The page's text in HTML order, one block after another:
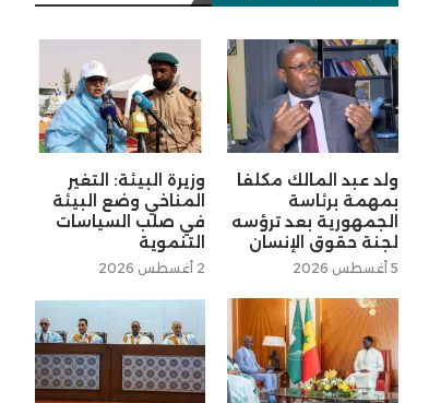
ولد عبد المالك مكلفا
بمهمة برئاسة
الجمهورية بعد ترؤسه
لجنة حقوق الإنسان
5 أغسطس 2026
وزيرة البيئة: التغير
المناخي وضع البيئة
في صلب السياسات
التنموية
2 أغسطس 2026